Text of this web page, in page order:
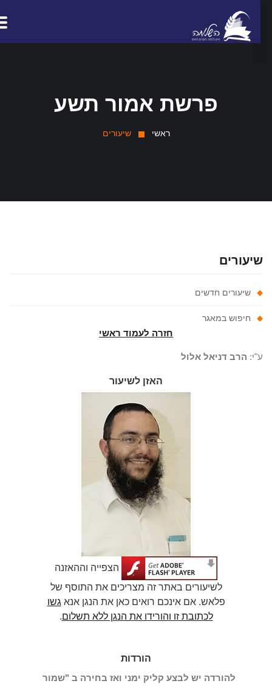
פרשת אמור תשע
ראשי שיעורים
שיעורים חדשים
חיפוש במאגר
חזרה לעמוד ראשי
הרב דניאל אלול
האזן לשיעור
הצפייה וההאזנה
לשיעורים באתר זה מצריכים את התוסף של
פלאש. אם אינכם רואים כאן את הנגן אנאגשו
לכתובת זו והורידו את הנגן ללא תשלום.
הורדות
להורדה יש לבצע קליק ימני ואז בחירה ב "שמור